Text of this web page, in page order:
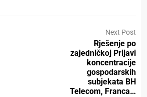
Next Post
Rješenje po
zajedničkoj Prijavi
koncentracije
gospodarskih
subjekata BH
Telecom, Franca…